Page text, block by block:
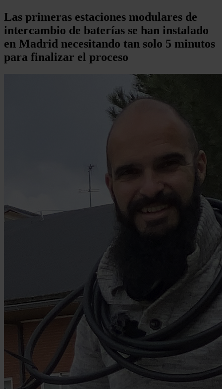
Las primeras estaciones modulares de
intercambio de baterías se han instalado
en Madrid necesitando tan solo 5 minutos
para finalizar el proceso